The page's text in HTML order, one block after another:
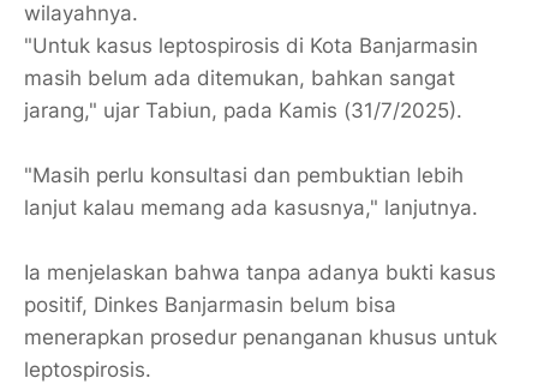
wilayahnya.
"Untuk kasus leptospirosis di Kota Banjarmasin
masih belum ada ditemukan, bahkan sangat
jarang," ujar Tabiun, pada Kamis (31/7/2025).
"Masih perlu konsultasi dan pembuktian lebih
lanjut kalau memang ada kasusnya," lanjutnya.
Ia menjelaskan bahwa tanpa adanya bukti kasus
positif, Dinkes Banjarmasin belum bisa
menerapkan prosedur penanganan khusus untuk
leptospirosis.